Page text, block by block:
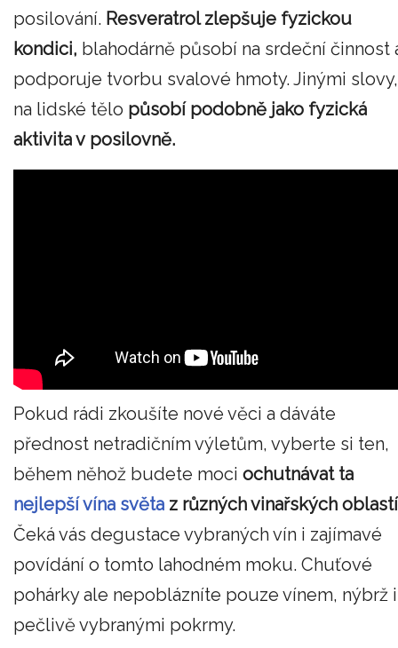
posilování. Resveratrol zlepšuje fyzickou
kondici, blahodárně působí na srdeční činnost
podporuje tvorbu svalové hmoty. Jinými slovy,
na lidské tělo působí podobně jako fyzická
aktivita v posilovně.
Pokud rádi zkoušíte nové věci a dáváte
přednost netradičním výletům, vyberte si ten,
během něhož budete moci ochutnávat ta
nejlepší vína světa z různých vinařských
Čeká vás degustace vybraných vín i zajímavé
povídání o tomto lahodném moku. Chuťové
pohárky ale nepoblázníte pouze vínem, nýbrž i
pečlivě vybranými pokrmy.